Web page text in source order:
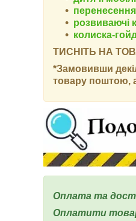
розвиваючі
колиска-
ТИСНІТЬ НА
*Замовивши
товару поштою,
Оплата та
Оплатити товар